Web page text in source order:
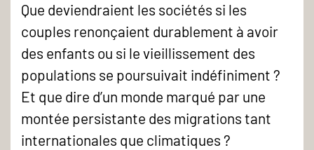
Que deviendraient les sociétés si les
couples renonçaient durablement à avoir
des enfants ou si le vieillissement des
populations se poursuivait indéfiniment ?
Et que dire d’un monde marqué par une
montée persistante des migrations tant
internationales que climatiques ?